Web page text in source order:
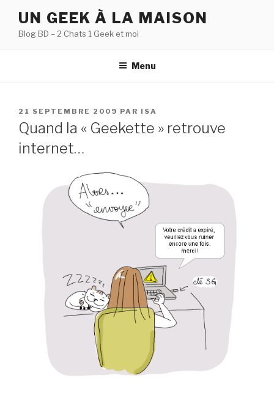
contenu
UN GEEK À LA MAISON
Blog BD – 2 Chats 1 Geek et moi
Menu
PUBLIÉ
LE
21 SEPTEMBRE 2009 PAR ISA
Quand la « Geekette » retrouve
internet…